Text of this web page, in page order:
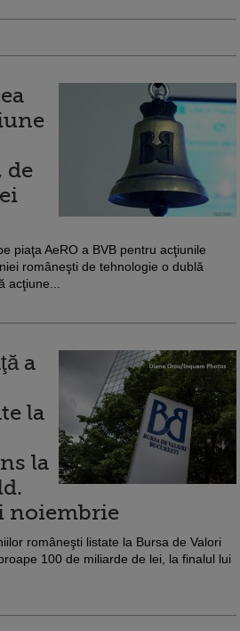
de
piaţa AeRO a BVB pentru acţiunile
româneşti de tehnologie o dublă
acţiune...
a
la
la
noiembrie
româneşti listate la Bursa de Valori
100 de miliarde de lei, la finalul lui